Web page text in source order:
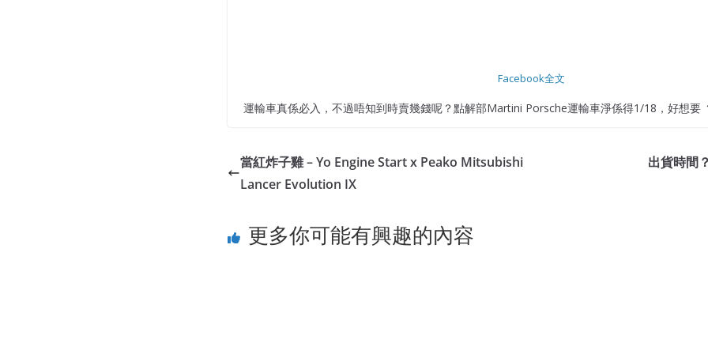
Facebook全文
運輸車真係必入，不過唔知到時賣幾錢呢？點解部Martini Porsche運輸車淨係得1/18，好想要
當紅炸子雞 – Yo Engine Start x Peako Mitsubishi
Lancer Evolution IX
出貨時間
更多你可能有興趣的內容